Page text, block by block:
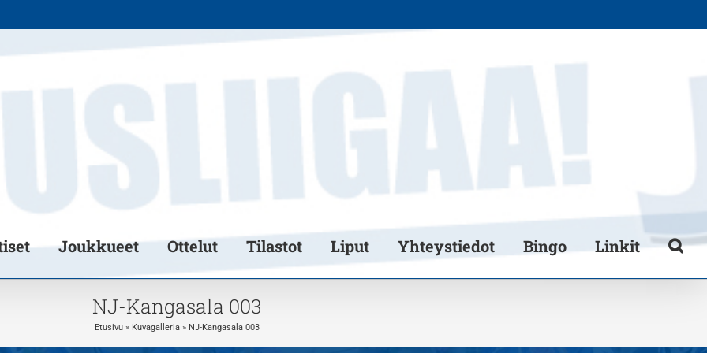
Joukkueet Ottelut Tilastot Liput Yhteystiedot Bingo Linkit
NJ-Kangasala 003
Etusivu» Kuvagalleria» NJ-Kangasala 003